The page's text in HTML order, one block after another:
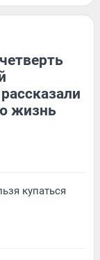
жизнь
купаться